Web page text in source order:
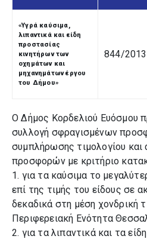
«Υγρά καύσιμα,
λιπαντικά και είδη
προστασίας
κινητήρων των
οχημάτων και
μηχανημάτων έργου
του Δήμου»
844/2013
Ο Δήμος Κορδελιού Ευόσμου
συλλογή σφραγισμένων
συμπλήρωσης τιμολογίου και
προσφορών με κριτήριο
1. για τα καύσιμα το
επί της τιμής του είδους σε
δεκαδικά στη μέση χονδρική
Περιφερειακή Ενότητα
2. για τα λιπαντικά και τα